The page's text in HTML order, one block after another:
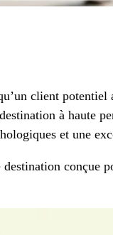
client
à haute
et une
destination